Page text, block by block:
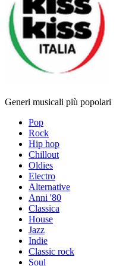
Generi musicali più popolari
Pop
Rock
Hip hop
Chillout
Oldies
Electro
Alternative
Anni '80
Classica
House
Jazz
Indie
Classic rock
Soul